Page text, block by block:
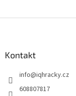
Kontakt
info@iqhracky.cz
608807817